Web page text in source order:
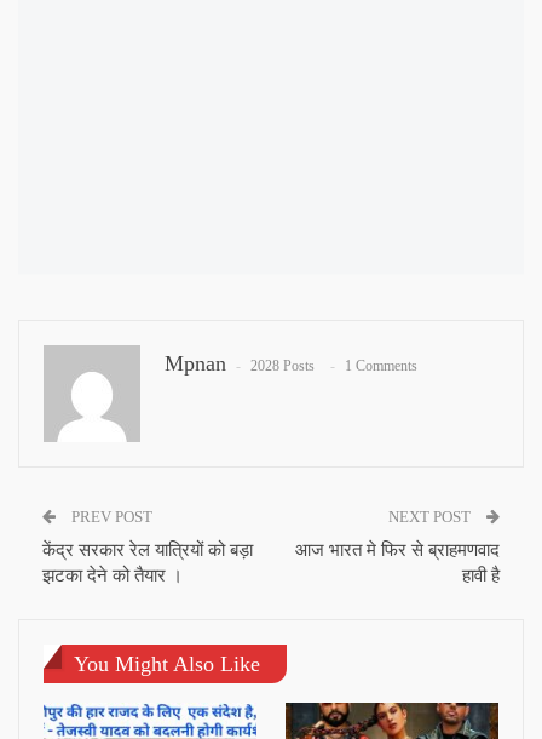
Mpnan 2028 Posts 1 Comments
PREV POST
केंद्र सरकार रेल यात्रियों को बड़ा
झटका देने को तैयार ।
NEXT POST
आज भारत मे फिर से ब्राहमणवाद
हावी है
You Might Also Like